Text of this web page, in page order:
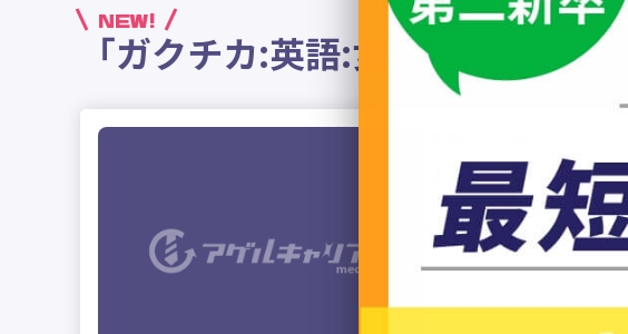
NEW!
「ガクチカ:英語:女性」に関する
【女性必見】英語を
「得意の英語を活かした職
えていませんか？ 英語を